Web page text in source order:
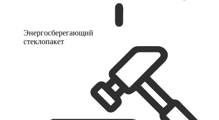
Энергосберегающий
стеклопакет